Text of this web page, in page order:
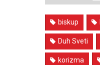
biskup
Duh Sveti
korizma